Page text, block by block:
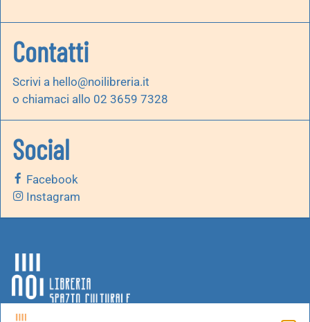
Contatti
Scrivi a hello@noilibreria.it
o chiamaci allo 02 3659 7328
Social
Facebook
Instagram